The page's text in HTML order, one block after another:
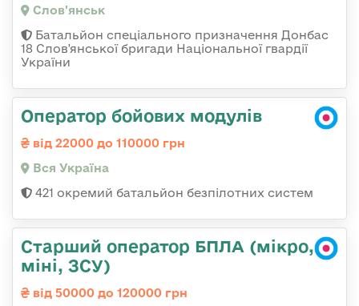
Слов'янськ
Батальйон спеціального призначення Донбас
18 Слов'янської бригади Національної гвардії
України
Оператор бойових модулів
від 22000 до 110000 грн
Вся Україна
421 окремий батальйон безпілотних систем
Старший оператор БПЛА (мікро,
міні, ЗСУ)
від 50000 до 120000 грн